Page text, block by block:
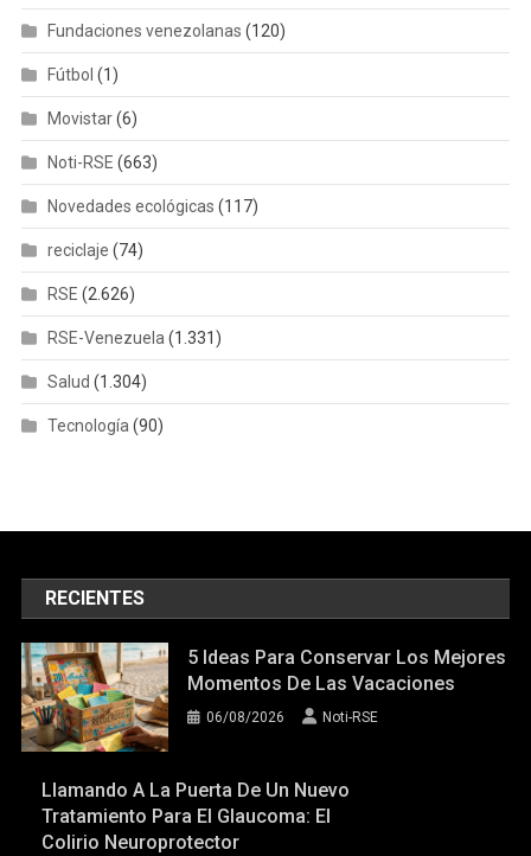
Fundaciones venezolanas (120)
Fútbol (1)
Movistar(6)
Noti-RSE (663)
Novedades ecológicas (117)
reciclaje (74)
RSE (2.626)
RSE-Venezuela (1.331)
Salud (1.304)
Tecnología (90)
RECIENTES
5 Ideas Para Conservar Los Mejores
Momentos De Las Vacaciones
06/08/2026 Noti-RSE
Llamando A La Puerta De Un Nuevo
Tratamiento Para El Glaucoma: El
Colirio Neuroprotector